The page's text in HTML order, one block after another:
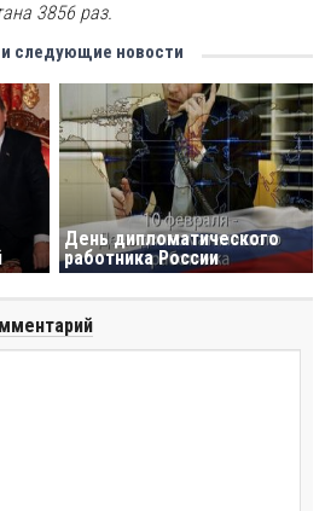
3856 раз.
следующие новости
День дипломатического
работника России